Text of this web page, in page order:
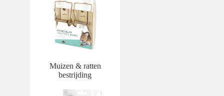
Muizen & ratten
bestrijding